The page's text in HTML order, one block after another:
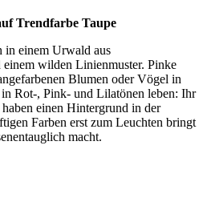
Trendfarbe Taupe
einem Urwald aus
wilden Linienmuster. Pinke
Blumen oder Vögel in
Rot-, Pink- und Lilatönen leben: Ihr
einen Hintergrund in der
Farben erst zum Leuchten bringt
macht.